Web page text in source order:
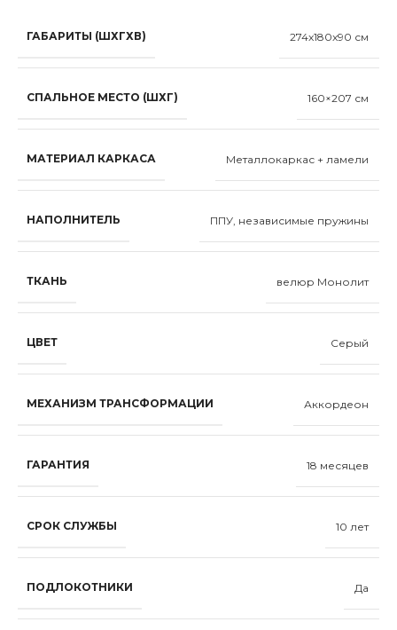
ГАБАРИТЫ (ШХГХВ) 274x180x90 см
СПАЛЬНОЕ МЕСТО (ШХГ) 160×207 см
МАТЕРИАЛ КАРКАСА Металлокаркас + ламели
НАПОЛНИТЕЛЬ ППУ, независимые пружины
ТКАНЬ велюр Монолит
ЦВЕТ Серый
МЕХАНИЗМ ТРАНСФОРМАЦИИ Аккордеон
ГАРАНТИЯ 18 месяцев
СРОК СЛУЖБЫ 10 лет
ПОДЛОКОТНИКИ Да